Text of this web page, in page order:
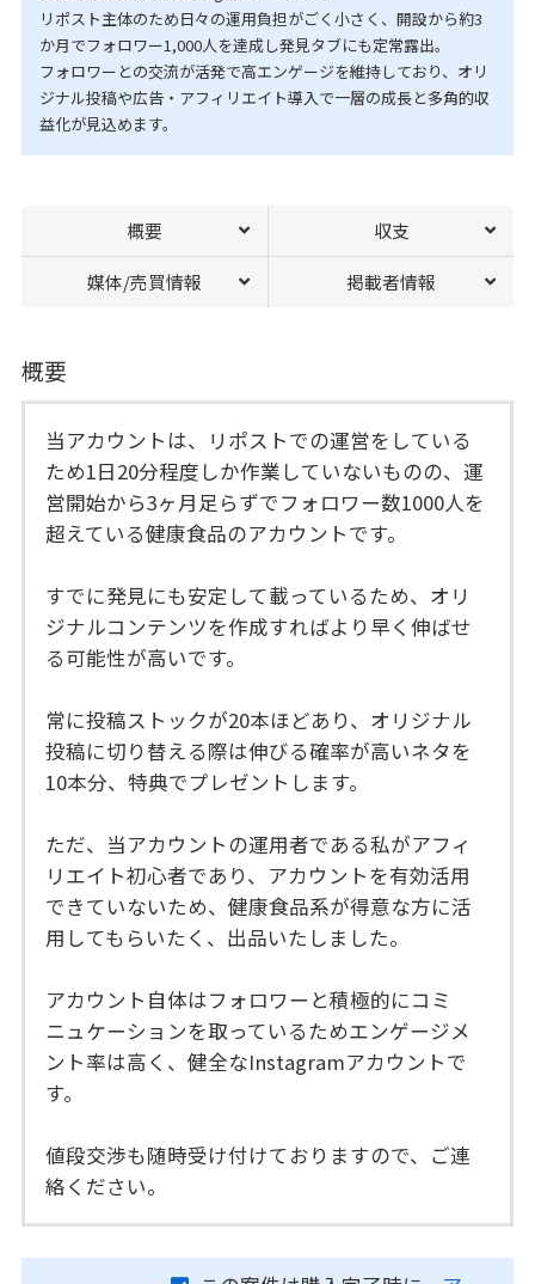
リポスト主体のため日々の運用負担がごく小さく、開設から約3
か月でフォロワー1,000人を達成し発見タブにも定常露出。
フォロワーとの交流が活発で高エンゲージを維持しており、オリ
ジナル投稿や広告・アフィリエイト導入で一層の成長と多角的収
益化が見込めます。
概要 収支
媒体/売買情報 掲載者情報
概要
当アカウントは、リポストでの運営をしている
ため1日20分程度しか作業していないものの、運
営開始から3ヶ月足らずでフォロワー数1000人を
超えている健康食品のアカウントです。
すでに発見にも安定して載っているため、オリ
ジナルコンテンツを作成すればより早く伸ばせ
る可能性が高いです。
常に投稿ストックが20本ほどあり、オリジナル
投稿に切り替える際は伸びる確率が高いネタを
10本分、特典でプレゼントします。
ただ、当アカウントの運用者である私がアフィ
リエイト初心者であり、アカウントを有効活用
できていないため、健康食品系が得意な方に活
用してもらいたく、出品いたしました。
アカウント自体はフォロワーと積極的にコミ
ニュケーションを取っているためエンゲージメ
ント率は高く、健全なInstagramアカウントで
す。
値段交渉も随時受け付けておりますので、ご連
絡ください。